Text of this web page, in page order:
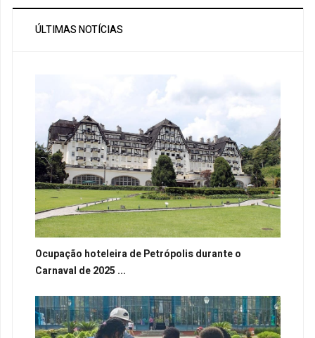
ÚLTIMAS NOTÍCIAS
Ocupação hoteleira de Petrópolis durante o
Carnaval de 2025 ...